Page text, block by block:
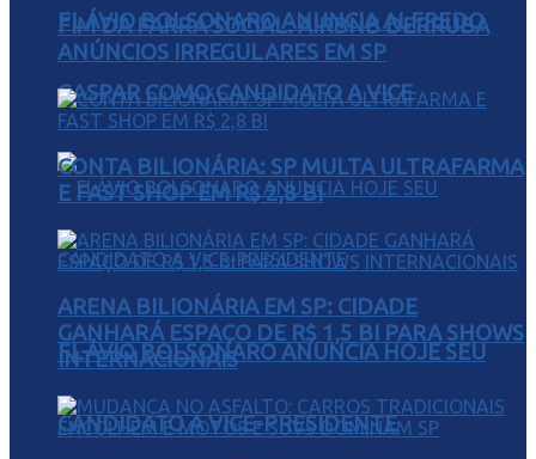
FLÁVIO BOLSONARO ANUNCIA ALFREDO
GASPAR COMO CANDIDATO A VICE
FLÁVIO BOLSONARO ANUNCIA HOJE SEU
CANDIDATO A VICE-PRESIDENTE
FIM DA FARRA SOCIAL: AIRBNB DERRUBA
ANÚNCIOS IRREGULARES EM SP
CONTA BILIONÁRIA: SP MULTA ULTRAFARMA
E FAST SHOP EM R$ 2,8 BI
ARENA BILIONÁRIA EM SP: CIDADE
GANHARÁ ESPAÇO DE R$ 1,5 BI PARA SHOWS
INTERNACIONAIS